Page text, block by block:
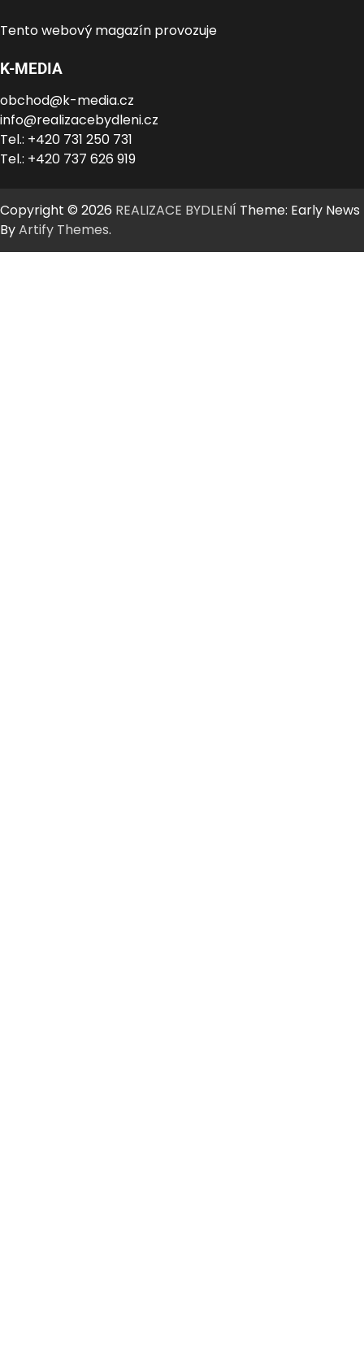
Tento webový magazín provozuje
K-MEDIA
obchod@k-media.cz
info@realizacebydleni.cz
Tel.: +420 731 250 731
Tel.: +420 737 626 919
Copyright © 2026 REALIZACE BYDLENÍ Theme: Early News
ByArtify Themes.